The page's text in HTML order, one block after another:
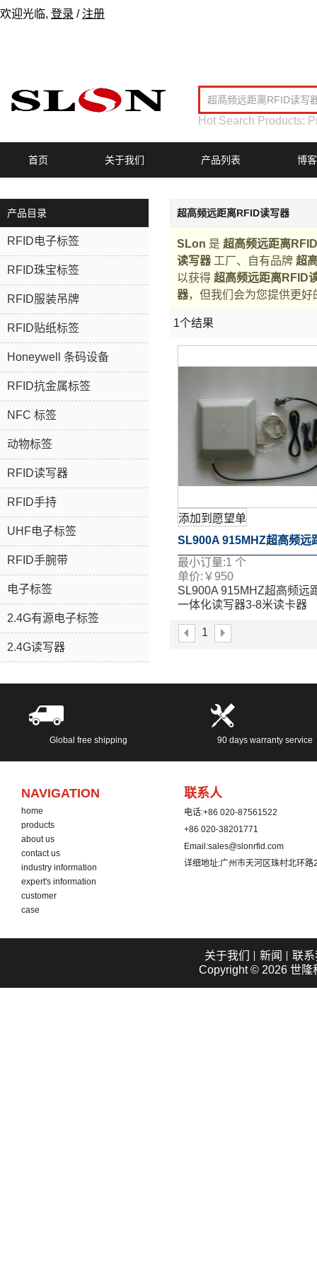
欢迎光临, 登录 / 注册
Hot Search Products:
首页 关于我们 产品列表 博客
产品目录
RFID电子标签
RFID珠宝标签
RFID服装吊牌
RFID贴纸标签
Honeywell 条码设备
RFID抗金属标签
NFC 标签
动物标签
RFID读写器
RFID手持
UHF电子标签
RFID手腕带
电子标签
2.4G有源电子标签
2.4G读写器
超高频远距离RFID读写器
SLon 是 超高频远距离
读写器工厂、自有品牌 超
以获得 超高频远距离RFID
器，但我们会为您提供更好
1个结果
添加到愿望单
SL900A 915MHZ超高频远
一体化读写器3-8米读卡器
RS232通讯 自动识别管理
最小订量:1 个
单价: ￥950
SL900A 915MHZ超高频远
一体化读写器3-8米读卡器
1
Global free shipping 90 days warranty service
NAVIGATION
home
products
about us
contact us
industry information
expert's information
customer
case
联系人
电话:+86 020-87561522
+86 020-38201771
Email:sales@slonrfid.com
详细地址:广州市天河区珠村北环
关于我们 新闻
联
Copyright © 2026 世隆